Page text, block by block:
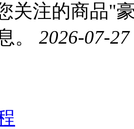
关注的商品"
。 2026-07-